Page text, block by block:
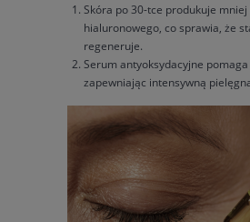
Skóra po 30-tce produkuje
hialuronowego, co sprawia, że
regeneruje.
Serum antyoksydacyjne
zapewniając intensywną